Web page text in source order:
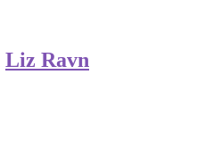
Liz Ravn